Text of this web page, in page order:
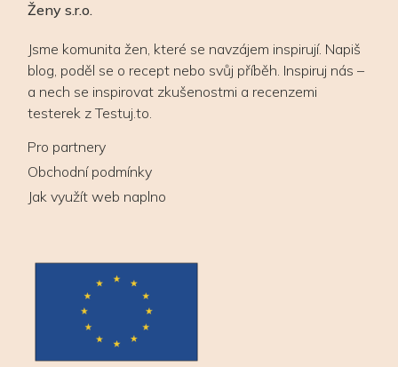
Ženy s.r.o.
Jsme komunita žen, které se navzájem inspirují. Napiš
blog, poděl se o recept nebo svůj příběh. Inspiruj nás –
a nech se inspirovat zkušenostmi a recenzemi
testerek z Testuj.to.
Pro partnery
Obchodní podmínky
Jak využít web naplno